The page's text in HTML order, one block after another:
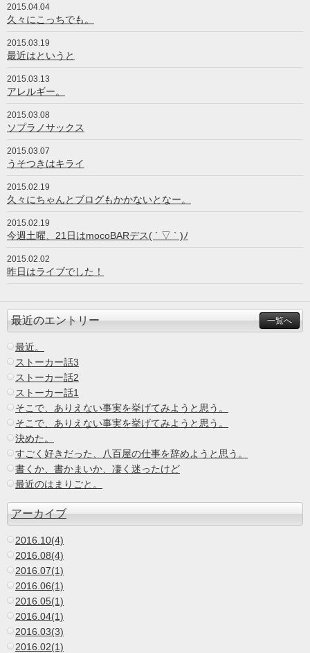
2015.04.04
久々にこっちでも。
2015.03.19
最近はというと
2015.03.13
アレルギー。
2015.03.08
ソプラノサックス
2015.03.07
うそつきはキライ
2015.02.19
久々にちゃんとブログもかかないとなー。
2015.02.19
今週土曜、21日はmocoBARデス( ´ ▽ ` )ﾉ
2015.02.02
昨日はライブでした！
最近のエントリー 一覧へ
最近。
ストーカー話3
ストーカー話2
ストーカー話1
そこで、ありえない事実を挙げてみようと思う。
そこで、ありえない事実を挙げてみようと思う。
決めた。
すごく好きだった、八百屋の仕事を辞めようと思う。
書くか、書かまいか、凄く迷ったけど
最近のはまりごと。
アーカイブ
2016.10(4)
2016.08(4)
2016.07(1)
2016.06(1)
2016.05(1)
2016.04(1)
2016.03(3)
2016.02(1)